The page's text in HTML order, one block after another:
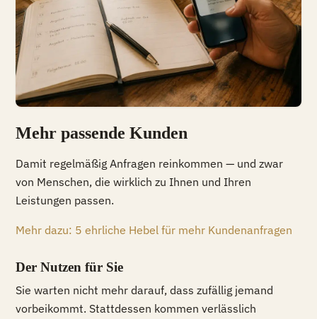
Mehr passende Kunden
Damit regelmäßig Anfragen reinkommen — und zwar
von Menschen, die wirklich zu Ihnen und Ihren
Leistungen passen.
Mehr dazu: 5 ehrliche Hebel für mehr Kundenanfragen
Der Nutzen für Sie
Sie warten nicht mehr darauf, dass zufällig jemand
vorbeikommt. Stattdessen kommen verlässlich